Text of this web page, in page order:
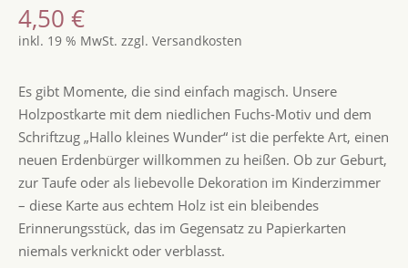
4,50 €
inkl. 19 % MwSt. zzgl. Versandkosten
Es gibt Momente, die sind einfach magisch. Unsere
Holzpostkarte mit dem niedlichen Fuchs-Motiv und dem
Schriftzug „Hallo kleines Wunder“ ist die perfekte Art, einen
neuen Erdenbürger willkommen zu heißen. Ob zur Geburt,
zur Taufe oder als liebevolle Dekoration im Kinderzimmer
– diese Karte aus echtem Holz ist ein bleibendes
Erinnerungsstück, das im Gegensatz zu Papierkarten
niemals verknickt oder verblasst.